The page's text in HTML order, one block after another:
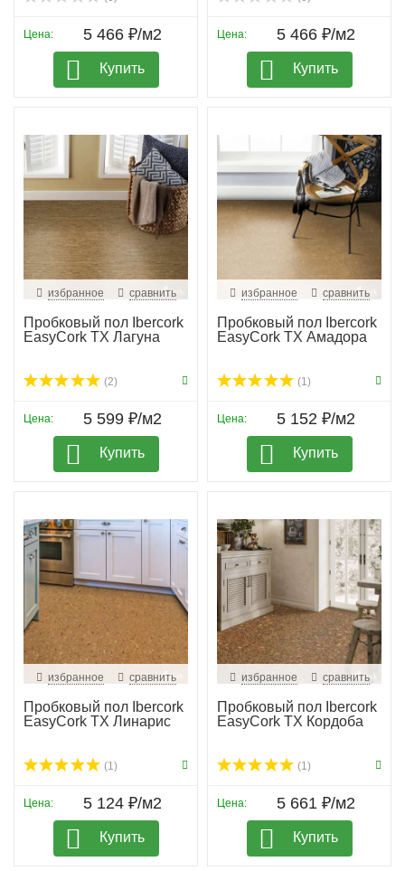
Цена: 5 466 ₽/м2
Купить
Цена: 5 466 ₽/м2
Купить
избранное сравнить
Пробковый пол Ibercork
EasyCork TX Лагуна
(2)
Цена: 5 599 ₽/м2
Купить
избранное сравнить
Пробковый пол Ibercork
EasyCork TX Амадора
(1)
Цена: 5 152 ₽/м2
Купить
избранное сравнить
Пробковый пол Ibercork
EasyCork TX Линарис
(1)
Цена: 5 124 ₽/м2
Купить
избранное сравнить
Пробковый пол Ibercork
EasyCork TX Кордоба
(1)
Цена: 5 661 ₽/м2
Купить